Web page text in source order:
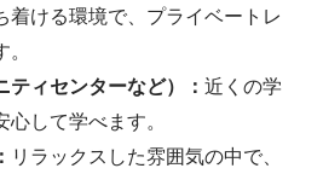
着ける環境で、プライベートレ
ティセンターなど）： 近くの学
して学べます。
リラックスした雰囲気の中で、